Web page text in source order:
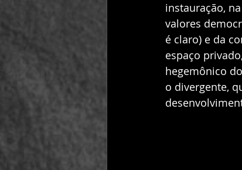
instauração,
valores
é claro) e da
espaço
hegemônico
o divergente,